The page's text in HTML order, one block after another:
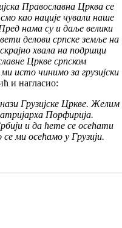
Православна Црква се
као нације чували наше
нама су и даље велики
делови српске земље на
хвала на подршци
Цркве српском
исто чинимо за грузијски
и нагласио:
Грузијске Цркве. Желим
Порфирија.
и да ћете се осећати
ми осећамо у Грузији.